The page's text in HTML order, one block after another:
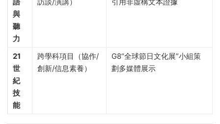
與
聽
力
21
世
紀
技
能
跨學科項目（協作/
創新/信息素養）
G8“全球節日文化展”小組策
劃多媒體展示